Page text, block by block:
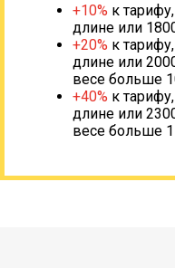
+10% к
длине или
+20% к
длине или
весе больше
+40% к
длине или
весе больше